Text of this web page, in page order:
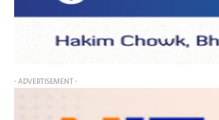
- ADVERTISEMENT -